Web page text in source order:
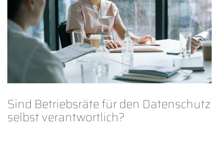
Sind Betriebsräte für den Datenschutz
selbst verantwortlich?